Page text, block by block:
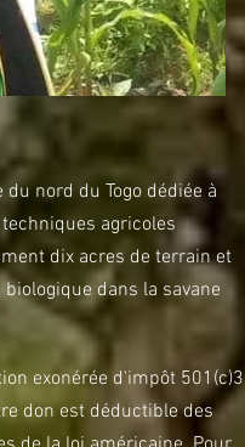
nord du Togo dédiée à
agricoles
dix acres de terrain et
dans la savane
exonérée d'impôt 501(c)3
don est déductible des